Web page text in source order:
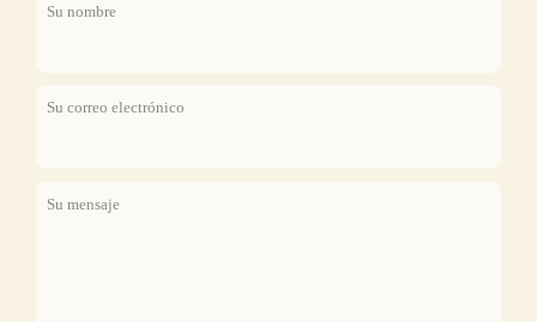
Su nombre
Su correo electrónico
Su mensaje